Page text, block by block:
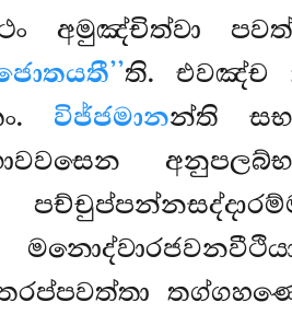
අමුඤ්චිත්වා
ති. එවඤ්ච
විජ්ජමානන්ති